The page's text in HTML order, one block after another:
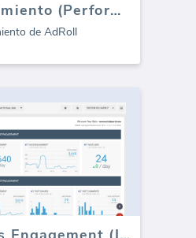
AdRoll Rendimiento (Performance) tablero
de AdRoll